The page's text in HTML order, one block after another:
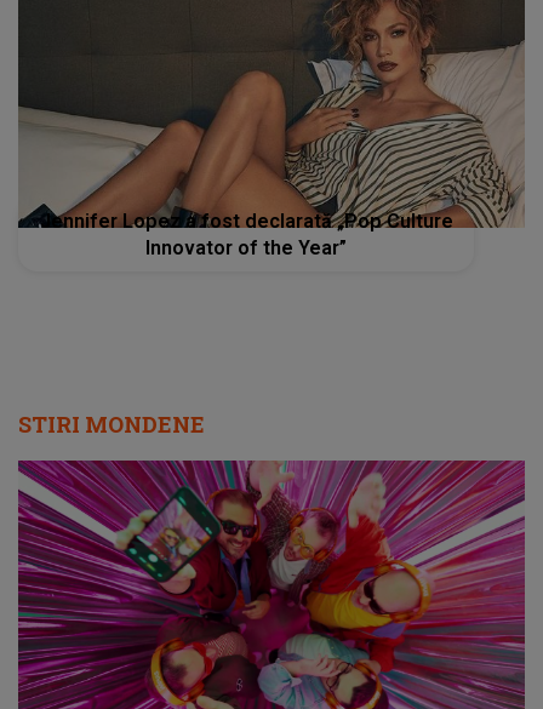
Jennifer Lopez a fost declarată „Pop Culture
Innovator of the Year”
STIRI MONDENE